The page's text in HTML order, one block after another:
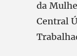
da
Central